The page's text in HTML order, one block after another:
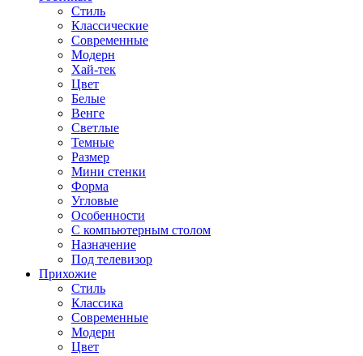
Стиль
Классические
Современные
Модерн
Хай-тек
Цвет
Белые
Венге
Светлые
Темные
Размер
Мини стенки
Форма
Угловые
Особенности
С компьютерным столом
Назначение
Под телевизор
Прихожие
Стиль
Классика
Современные
Модерн
Цвет